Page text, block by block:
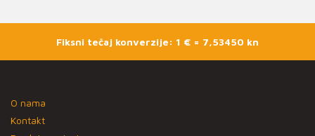
Fiksni tečaj konverzije: 1 € = 7,53450 kn
O nama
Kontakt